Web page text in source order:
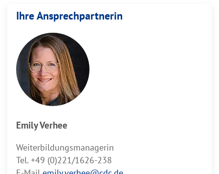
Ihre Ansprechpartnerin
Emily Verhee
Weiterbildungsmanagerin
Tel. +49 (0)221/1626-238